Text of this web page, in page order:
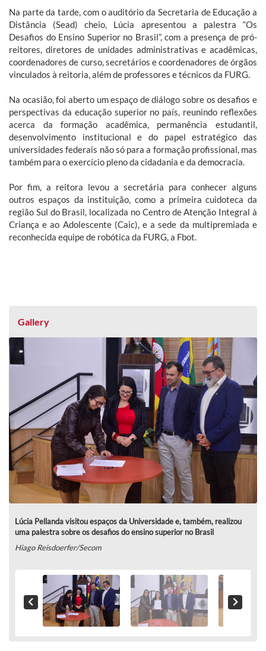
Na parte da tarde, com o auditório da Secretaria de Educação a
Distância (Sead) cheio, Lúcia apresentou a palestra “Os
Desafios do Ensino Superior no Brasil”, com a presença de pró-
reitores, diretores de unidades administrativas e acadêmicas,
coordenadores de curso, secretários e coordenadores de órgãos
vinculados à reitoria, além de professores e técnicos da FURG.
Na ocasião, foi aberto um espaço de diálogo sobre os desafios e
perspectivas da educação superior no país, reunindo reflexões
acerca da formação acadêmica, permanência estudantil,
desenvolvimento institucional e do papel estratégico das
universidades federais não só para a formação profissional, mas
também para o exercício pleno da cidadania e da democracia.
Por fim, a reitora levou a secretária para conhecer alguns
outros espaços da instituição, como a primeira cuidoteca da
região Sul do Brasil, localizada no Centro de Atenção Integral à
Criança e ao Adolescente (Caic), e a sede da multipremiada e
reconhecida equipe de robótica da FURG, a Fbot.
Gallery
Lúcia Pellanda visitou espaços da Universidade e, também, realizou
uma palestra sobre os desafios do ensino superior no Brasil
Hiago Reisdoerfer/Secom